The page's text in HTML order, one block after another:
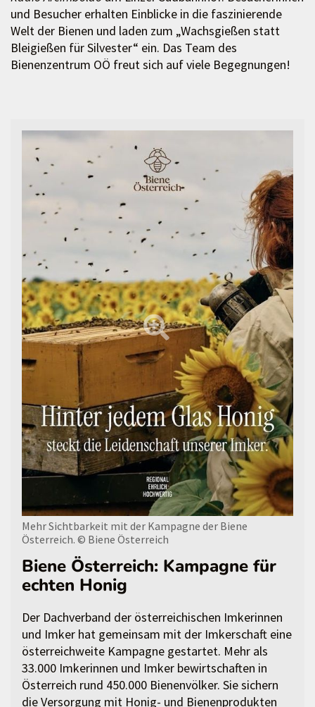
und Besucher erhalten Einblicke in die faszinierende
Welt der Bienen und laden zum „Wachsgießen statt
Bleigießen für Silvester“ ein. Das Team des
Bienenzentrum OÖ freut sich auf viele Begegnungen!
Mehr Sichtbarkeit mit der Kampagne der Biene
Österreich. © Biene Österreich
Biene Österreich: Kampagne für
echten Honig
Der Dachverband der österreichischen Imkerinnen
und Imker hat gemeinsam mit der Imkerschaft eine
österreichweite Kampagne gestartet. Mehr als
33.000 Imkerinnen und Imker bewirtschaften in
Österreich rund 450.000 Bienenvölker. Sie sichern
die Versorgung mit Honig- und Bienenprodukten